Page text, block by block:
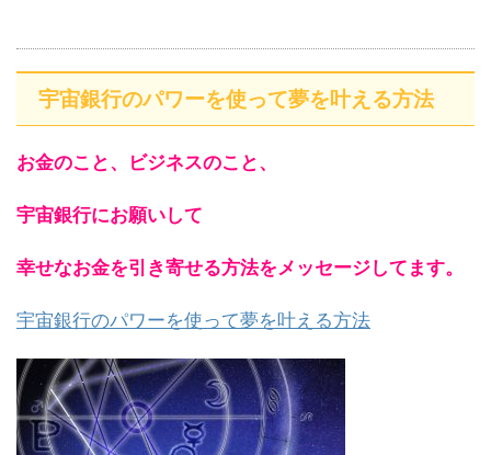
宇宙銀行のパワーを使って夢を叶える方法
お金のこと、ビジネスのこと、
宇宙銀行にお願いして
幸せなお金を引き寄せる方法をメッセージしてます。
宇宙銀行のパワーを使って夢を叶える方法